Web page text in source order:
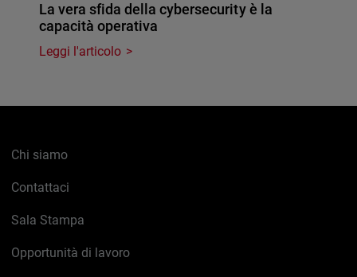
La vera sfida della cybersecurity è la
capacità operativa
Leggi l'articolo
Chi siamo
Contattaci
Sala Stampa
Opportunità di lavoro